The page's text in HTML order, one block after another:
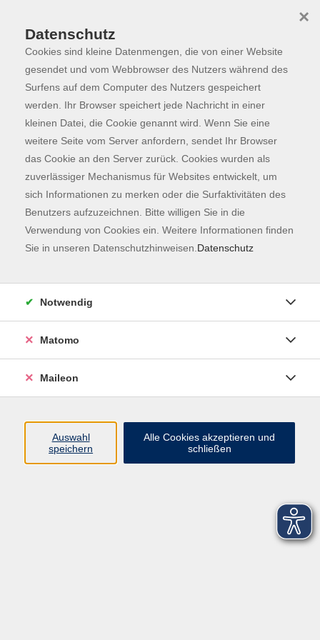
Skip to main content
Programm
Der Kurs konnte nicht gefunden werden.
Kontaktformular
Impressum
AGB
Datenschutzerklärung
Datenschutz
Cookies sind kleine Datenmengen, die von einer Website
gesendet und vom Webbrowser des Nutzers während des
Surfens auf dem Computer des Nutzers gespeichert
werden. Ihr Browser speichert jede Nachricht in einer
kleinen Datei, die Cookie genannt wird. Wenn Sie eine
weitere Seite vom Server anfordern, sendet Ihr Browser
das Cookie an den Server zurück. Cookies wurden als
zuverlässiger Mechanismus für Websites entwickelt, um
sich Informationen zu merken oder die Surfaktivitäten des
Benutzers aufzuzeichnen. Bitte willigen Sie in die
Verwendung von Cookies ein. Weitere Informationen finden
Sie in unseren Datenschutzhinweisen. Datenschutz
×
Notwendig
Matomo
Maileon
Auswahl
speichern
Alle Cookies akzeptieren und
schließen